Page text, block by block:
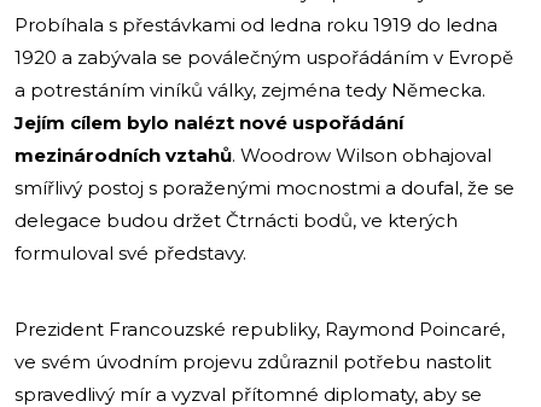
Probíhala s přestávkami od ledna roku 1919 do ledna
1920 a zabývala se poválečným uspořádáním v Evropě
a potrestáním viníků války, zejména tedy Německa.
Jejím cílem bylo nalézt nové uspořádání
mezinárodních vztahů. Woodrow Wilson obhajoval
smířlivý postoj s poraženými mocnostmi a doufal, že se
delegace budou držet Čtrnácti bodů, ve kterých
formuloval své představy.
Prezident Francouzské republiky, Raymond Poincaré,
ve svém úvodním projevu zdůraznil potřebu nastolit
spravedlivý mír a vyzval přítomné diplomaty, aby se